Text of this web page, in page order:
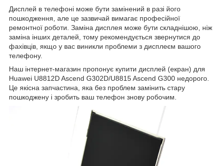
Дисплей в телефоні може бути замінений в разі його
пошкодження, але це зазвичай вимагає професійної
ремонтної роботи. Заміна дисплея може бути складнішою, ніж
заміна інших деталей, тому рекомендується звернутися до
фахівців, якщо у вас виникли проблеми з дисплеєм вашого
телефону.
Наш інтернет-магазин пропонує купити дисплей (екран) для
Huawei U8812D Ascend G302D/U8815 Ascend G300 недорого.
Це якісна запчастина, яка без проблем замінить стару
пошкоджену і зробить ваш телефон знову робочим.